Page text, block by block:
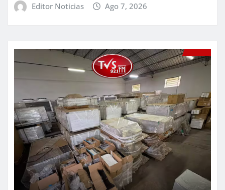
Editor Noticias Ago 7, 2026